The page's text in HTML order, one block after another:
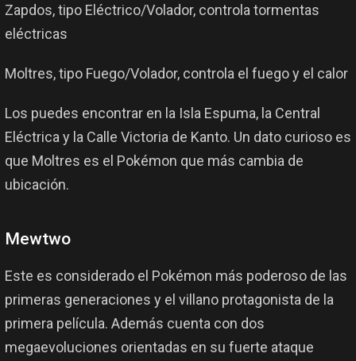
Zapdos, tipo Eléctrico/Volador, controla tormentas
eléctricas
Moltres, tipo Fuego/Volador, controla el fuego y el calor
Los puedes encontrar en la Isla Espuma, la Central
Eléctrica y la Calle Victoria de Kanto. Un dato curioso es
que Moltres es el Pokémon que más cambia de
ubicación.
Mewtwo
Este es considerado el Pokémon más poderoso de las
primeras generaciones y el villano protagonista de la
primera película. Además cuenta con dos
megaevoluciones orientadas en su fuerte ataque